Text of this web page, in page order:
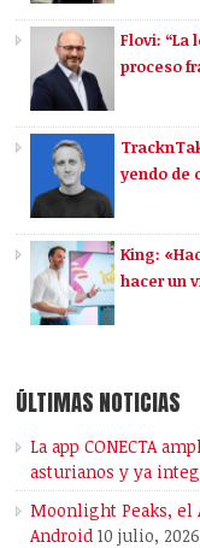
Flovi:
proceso
yendo de
King:
hacer un
ÚLTIMAS NOTICIAS
La app CONECTA
asturianos y ya
Moonlight Peaks, el
Android 10 julio, 2026